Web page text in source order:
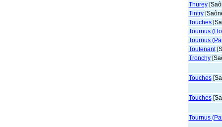
Thurey
Tintry
Touches
Tournus
Tournus
Toutenant
Tronchy
Touches
Touches
Tournus